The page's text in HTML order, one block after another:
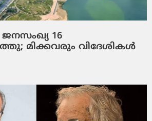
16
മിക്കവരും വിദേശികൾ